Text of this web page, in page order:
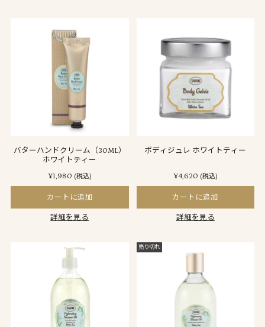
バターハンドクリーム（30ML）
ホワイトティー
¥1,980 (税込)
カートに追加
詳細を見る
ボディジュレ ホワイトティー
¥4,620 (税込)
カートに追加
詳細を見る
売り切れ